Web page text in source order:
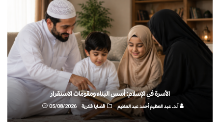
الأسرة في الإسلام: أسس البناء ومقومات الاستقرار
أ.د. عبد العظيم أحمد عبد العظيم قضايا فكرية 05/08/2026